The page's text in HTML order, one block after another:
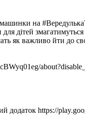
на
дітей
як важливо йти до
додаток https://